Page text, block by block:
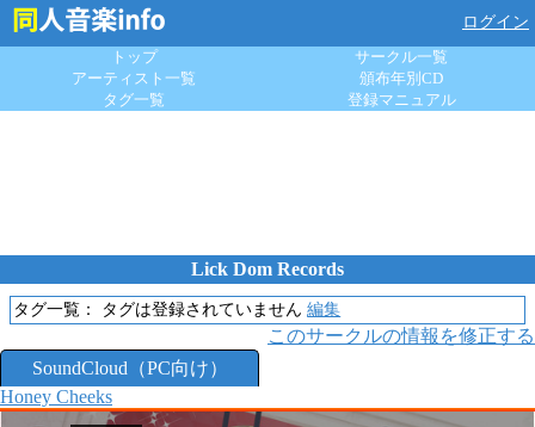
ログイン
トップ
サークル一覧
アーティスト一覧
頒布年別CD
タグ一覧
登録マニュアル
Lick Dom Records
タグ一覧： タグは登録されていません 編集
このサークルの情報を修正する
SoundCloud（PC向け）
Honey Cheeks